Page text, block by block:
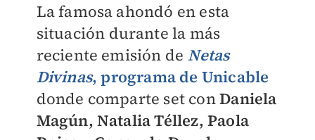
La famosa ahondó en esta
situación durante la más
reciente emisión de Netas
Divinas, programa de Unicable
donde comparte set conDaniela
Magún, Natalia Téllez, Paola